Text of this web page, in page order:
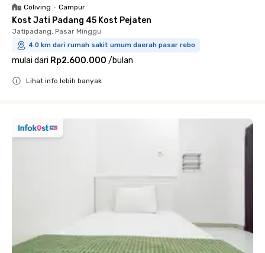
Coliving • Campur
Kost Jati Padang 45 Kost Pejaten
Jatipadang, Pasar Minggu
4.0 km dari rumah sakit umum daerah pasar rebo
mulai dari Rp2.600.000 /bulan
Lihat info lebih banyak